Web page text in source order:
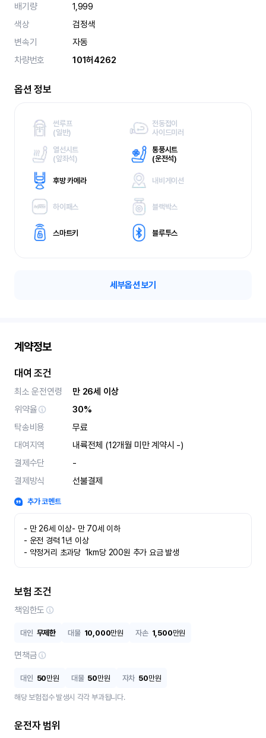
배기량
1,999
색상
검정색
변속기
자동
차량번호
101허4262
옵션 정보
썬루프
(일반)
전동접이
사이드미러
열선시트
(앞좌석)
통풍시트
(운전석)
후방 카메라 내비게이션
하이패스 블랙박스
스마트키 블루투스
세부옵션 보기
계약정보
대여 조건
최소 운전연령
만 26세 이상
위약율
30%
탁송비용
무료
대여지역
내륙전체 (12개월 미만 계약시 -)
결제수단
-
결제방식
선불결제
추가 코멘트
- 만 26세 이상- 만 70세 이하
- 운전 경력 1년 이상
- 약정거리 초과당  1km당 200원 추가 요금 발생
보험 조건
책임한도
대인 무제한 대물 10,000만원 자손 1,500만원
면책금
대인 50만원 대물 50만원 자차 50만원
해당 보험접수 발생시 각각 부과됩니다.
운전자 범위